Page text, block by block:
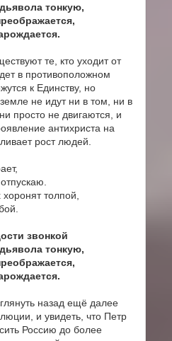
тонкую,
те, кто уходит от
в противоположном
к Единству, но
не идут ни в том, ни в
просто не двигаются, и
антихриста на
рост людей.
толпой,
звонкой
тонкую,
назад ещё далее
и увидеть, что Петр
Россию до более